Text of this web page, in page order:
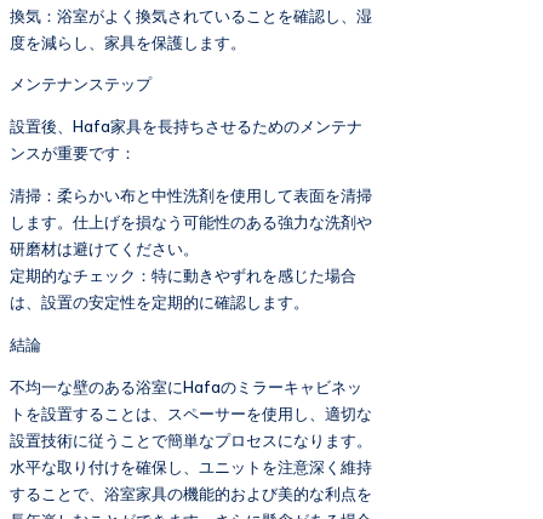
換気：浴室がよく換気されていることを確認し、湿
度を減らし、家具を保護します。
メンテナンステップ
設置後、Hafa家具を長持ちさせるためのメンテナ
ンスが重要です：
清掃：柔らかい布と中性洗剤を使用して表面を清掃
します。仕上げを損なう可能性のある強力な洗剤や
研磨材は避けてください。
定期的なチェック：特に動きやずれを感じた場合
は、設置の安定性を定期的に確認します。
結論
不均一な壁のある浴室にHafaのミラーキャビネッ
トを設置することは、スペーサーを使用し、適切な
設置技術に従うことで簡単なプロセスになります。
水平な取り付けを確保し、ユニットを注意深く維持
することで、浴室家具の機能的および美的な利点を